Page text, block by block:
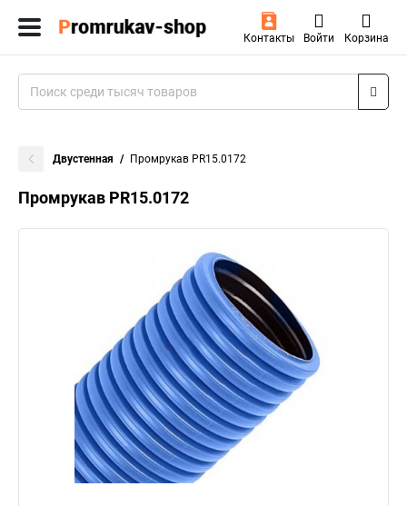
Контакты Войти Корзина
Двустенная Промрукав PR15.0172
Промрукав PR15.0172